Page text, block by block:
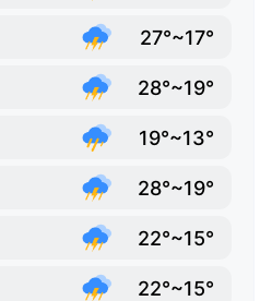
27°~17°
28°~19°
19°~13°
28°~19°
22°~15°
22°~15°